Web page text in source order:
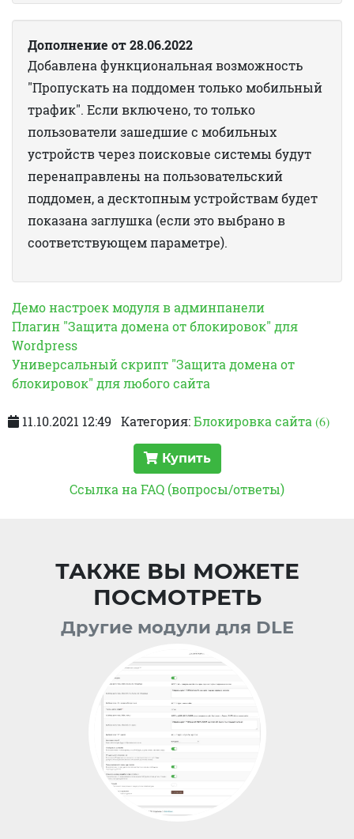
Дополнение от 28.06.2022
Добавлена функциональная возможность
"Пропускать на поддомен только мобильный
трафик". Если включено, то только
пользователи зашедшие с мобильных
устройств через поисковые системы будут
перенаправлены на пользовательский
поддомен, а десктопным устройствам будет
показана заглушка (если это выбрано в
соответствующем параметре).
Демо настроек модуля в админпанели
Плагин "Защита домена от блокировок" для
Wordpress
Универсальный скрипт "Защита домена от
блокировок" для любого сайта
11.10.2021 12:49 Категория:Блокировка сайта(6)
Купить
Ссылка на FAQ (вопросы/ответы)
ТАКЖЕ ВЫ МОЖЕТЕ
ПОСМОТРЕТЬ
Другие модули для DLE